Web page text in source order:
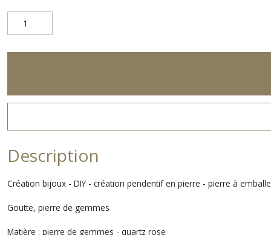
Description
Création bijoux - DIY - création pendentif en pierre - pierre à
Goutte, pierre de gemmes
Matière : pierre de gemmes - quartz rose